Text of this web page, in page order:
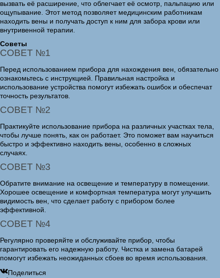
вызвать её расширение, что облегчает её осмотр, пальпацию или
ощупывание. Этот метод позволяет медицинским работникам
находить вены и получать доступ к ним для забора крови или
внутривенной терапии.
Советы
СОВЕТ №1
Перед использованием прибора для нахождения вен, обязательно
ознакомьтесь с инструкцией. Правильная настройка и
использование устройства помогут избежать ошибок и обеспечат
точность результатов.
СОВЕТ №2
Практикуйте использование прибора на различных участках тела,
чтобы лучше понять, как он работает. Это поможет вам научиться
быстро и эффективно находить вены, особенно в сложных
случаях.
СОВЕТ №3
Обратите внимание на освещение и температуру в помещении.
Хорошее освещение и комфортная температура могут улучшить
видимость вен, что сделает работу с прибором более
эффективной.
СОВЕТ №4
Регулярно проверяйте и обслуживайте прибор, чтобы
гарантировать его надежную работу. Чистка и замена батарей
помогут избежать неожиданных сбоев во время использования.
Поделиться